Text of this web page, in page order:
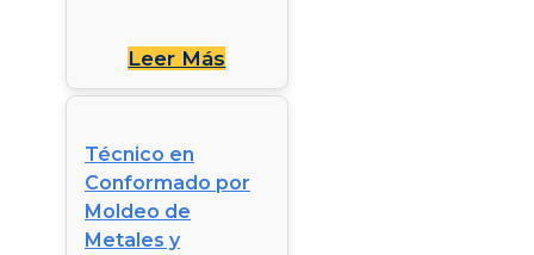
Leer Más
Técnico en
Conformado por
Moldeo de
Metales y